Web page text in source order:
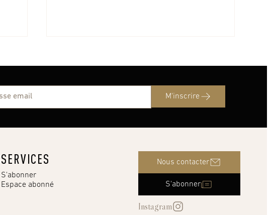
M'inscrire
SERVICES
S'abonner
Espace abonné
Nous contacter
S'abonner
Instagram